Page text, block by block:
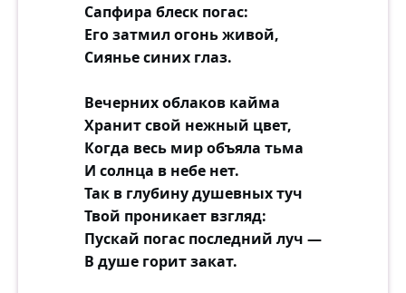
Сапфира блеск погас:
Его затмил огонь живой,
Сиянье синих глаз.
Вечерних облаков кайма
Хранит свой нежный цвет,
Когда весь мир объяла тьма
И солнца в небе нет.
Так в глубину душевных туч
Твой проникает взгляд:
Пускай погас последний луч —
В душе горит закат.